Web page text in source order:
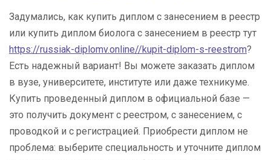
Задумались, как купить диплом с занесением в реестр
или купить диплом биолога с занесением в реестр тут
https://russiak-diplomv.online//kupit-diplom-s-reestrom?
Есть надежный вариант! Вы можете заказать диплом
в вузе, университете, институте или даже техникуме.
Купить проведенный диплом в официальной базе —
это получить документ с реестром, с занесением, с
проводкой и с регистрацией. Приобрести диплом не
проблема: выберите специальность и уточните диплом